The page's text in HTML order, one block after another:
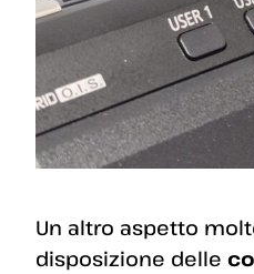
Un altro aspetto
disposizione delle